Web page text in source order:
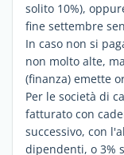
solito 10%),
fine settembre
In caso non si
non molto alte,
(finanza) emette
Per le società di
fatturato con
successivo, con
dipendenti, o 3%